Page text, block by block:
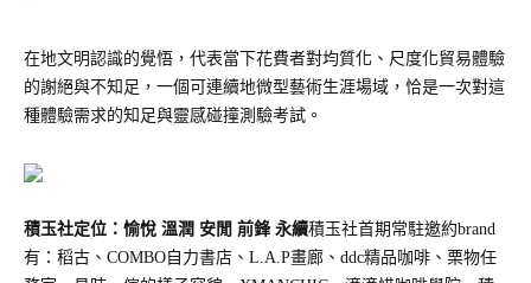
在地文明認識的覺悟，代表當下花費者對均質化、尺度化貿易體驗
的謝絕與不知足，一個可連續地微型藝術生涯場域，恰是一次對這
種體驗需求的知足與靈感碰撞測驗考試。
積玉社定位：愉悅 溫潤 安閒 前鋒 永續積玉社首期常駐邀約brand
有：稻古、 COMBO自力書店、L.A.P畫廊、ddc精品咖啡、栗物任